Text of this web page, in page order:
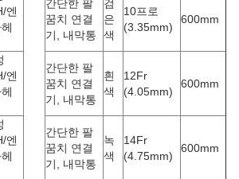
엔
간단한 팔
꿈치 연결
기, 내막통
검
은
색
10프로
(3.35mm)
600mm
엔
간단한 팔
꿈치 연결
기, 내막통
흰
색
12Fr
(4.05mm)
600mm
엔
간단한 팔
꿈치 연결
기, 내막통
녹
색
14Fr
(4.75mm)
600mm